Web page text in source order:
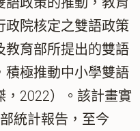
政院核定之雙語政策
教育部所提出的雙語
積極推動中小學雙語
，2022）。該計畫實
統計報告，至今